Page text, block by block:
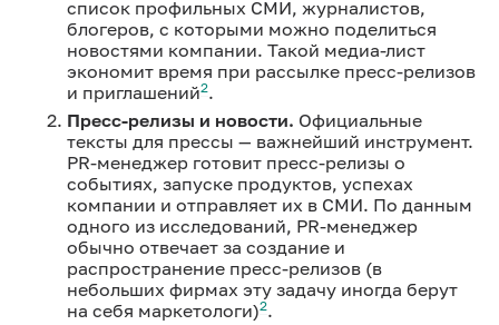
список профильных СМИ, журналистов,
блогеров, с которыми можно поделиться
новостями компании. Такой медиа-лист
экономит время при рассылке пресс-релизов
и приглашений2.
Пресс-релизы и новости. Официальные
тексты для прессы — важнейший инструмент.
PR-менеджер готовит пресс-релизы о
событиях, запуске продуктов, успехах
компании и отправляет их в СМИ. По данным
одного из исследований, PR-менеджер
обычно отвечает за создание и
распространение пресс-релизов (в
небольших фирмах эту задачу иногда берут
на себя маркетологи)2.